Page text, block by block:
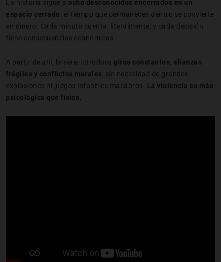
La historia sigue a ocho desconocidos encerrados en un
espacio cerrado: el tiempo que permanecen dentro se convierte
en dinero. Cada minuto cuenta, literalmente, y cada decisión
tiene consecuencias económicas.
A partir de ahí, la serie introduce giros constantes, alianzas
frágiles y conflictos morales, sin necesidad de grandes
explosiones ni juegos infantiles macabros. La violencia es más
psicológica que física.